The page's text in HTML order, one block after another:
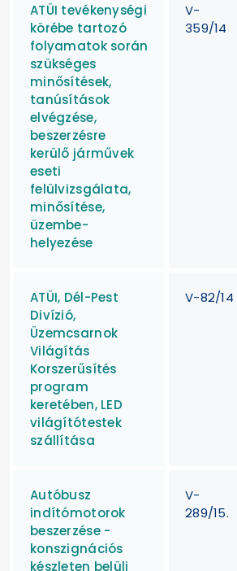
ATÜI tevékenységi
körébe tartozó
folyamatok során
szükséges
minősítések,
tanúsítások
elvégzése,
beszerzésre
kerülő járművek
eseti
felülvizsgálata,
minősítése,
üzembe-
helyezése
V-
359/14
ATÜI, Dél-Pest
Divízió,
Üzemcsarnok
Világítás
Korszerűsítés
program
keretében, LED
világítótestek
szállítása
V-82/14
Autóbusz
indítómotorok
beszerzése -
konszignációs
készleten belüli
V-
289/15.